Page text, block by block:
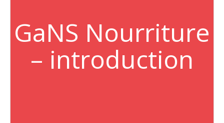
GaNS Nourriture
– introduction